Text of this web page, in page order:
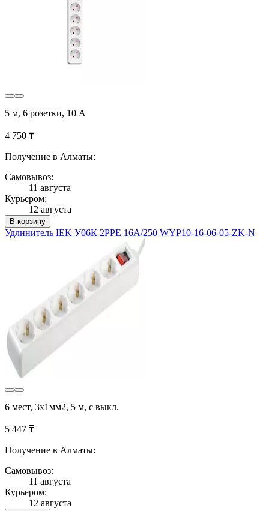
5 м, 6 розетки, 10 А
4 750 ₸
Получение в Алматы:
Самовывоз:
11 августа
Курьером:
12 августа
В корзину
Удлинитель IEK У06К 2PPE 16А/250 WYP10-16-06-05-ZK-N
6 мест, 3х1мм2, 5 м, с выкл.
5 447 ₸
Получение в Алматы:
Самовывоз:
11 августа
Курьером:
12 августа